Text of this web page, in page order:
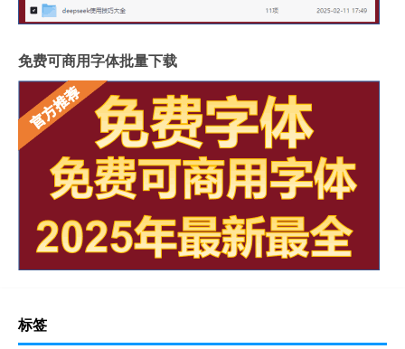
免费可商用字体批量下载
标签